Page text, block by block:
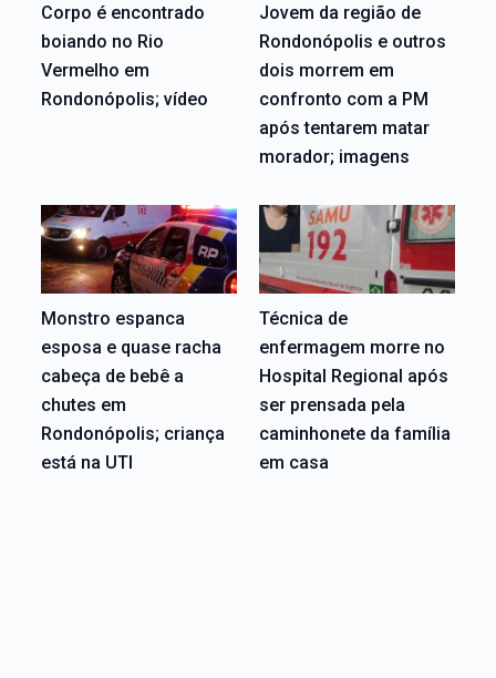
Corpo é encontrado
boiando no Rio
Vermelho em
Rondonópolis; vídeo
Jovem da região de
Rondonópolis e outros
dois morrem em
confronto com a PM
após tentarem matar
morador; imagens
Monstro espanca
esposa e quase racha
cabeça de bebê a
chutes em
Rondonópolis; criança
está na UTI
Técnica de
enfermagem morre no
Hospital Regional após
ser prensada pela
caminhonete da família
em casa